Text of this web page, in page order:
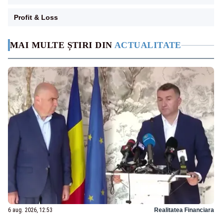
MAI MULTE ȘTIRI DIN ACTUALITATE
6 aug. 2026, 12:53 Realitatea Financiara
Profit & Loss